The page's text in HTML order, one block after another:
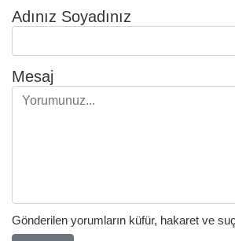
Adınız Soyadınız
Mesaj
Gönderilen yorumların küfür, hakaret ve